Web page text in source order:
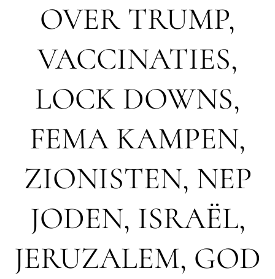
OVER TRUMP,
VACCINATIES,
LOCK DOWNS,
FEMA KAMPEN,
ZIONISTEN, NEP
JODEN, ISRAËL,
JERUZALEM, GOD